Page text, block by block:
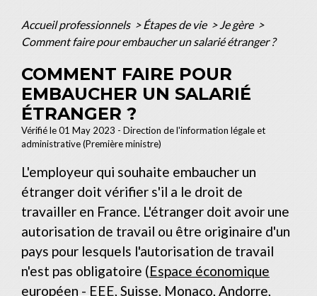
Accueil professionnels > Étapes de vie > Je gère >
Comment faire pour embaucher un salarié étranger ?
COMMENT FAIRE POUR
EMBAUCHER UN SALARIÉ
ÉTRANGER ?
Vérifié le 01 May 2023 - Direction de l'information légale et
administrative (Première ministre)
L'employeur qui souhaite embaucher un
étranger doit vérifier s'il a le droit de
travailler en France. L'étranger doit avoir une
autorisation de travail ou être originaire d'un
pays pour lesquels l'autorisation de travail
n'est pas obligatoire (Espace économique
européen - EEE, Suisse, Monaco, Andorre,